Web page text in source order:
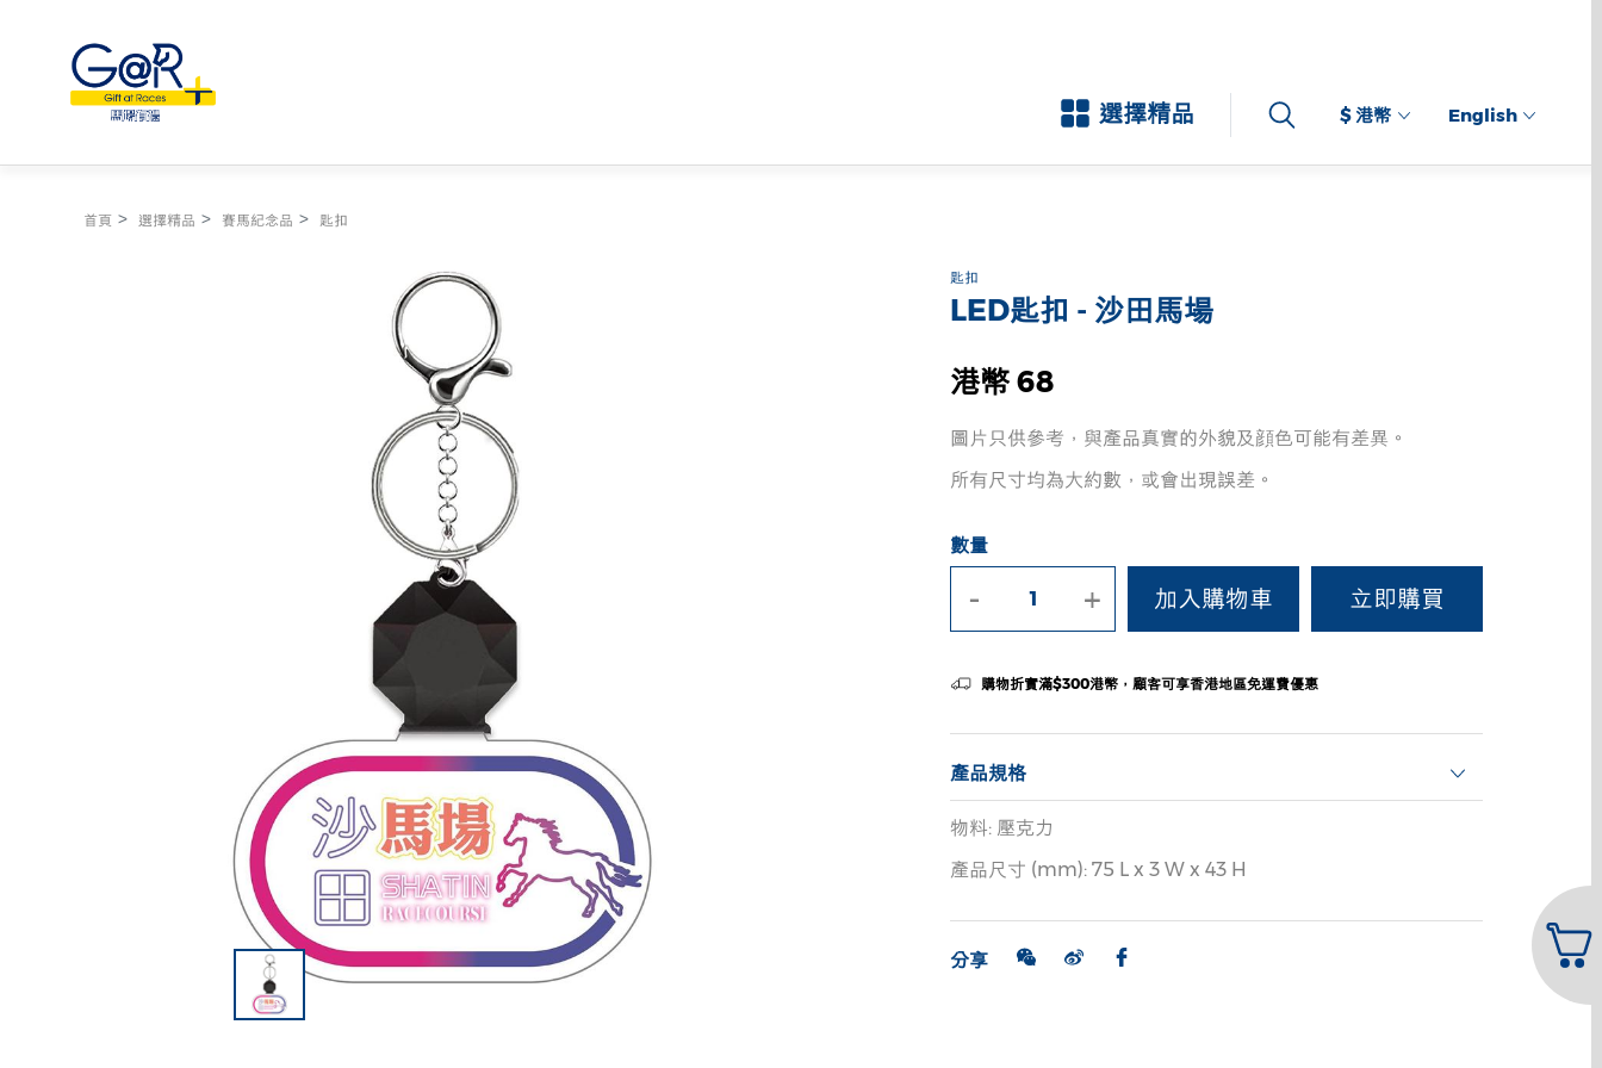
選擇精品 $ 港幣 English
首頁 選擇精品 賽馬紀念品 匙扣
匙扣
LED匙扣 - 沙田馬場
港幣 68
圖片只供參考，與產品真實的外貌及顔色可能有差異。
所有尺寸均為大約數，或會出現誤差。
數量
- +
購物折實滿$300港幣，顧客可享香港地區免運費優惠
產品規格
物料: 壓克力
產品尺寸 (mm): 75 L x 3 W x 43 H
分享